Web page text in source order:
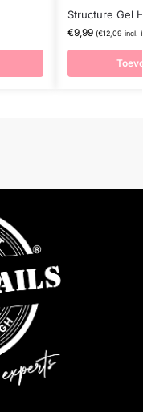
Structure Gel
€9,99 (€12,09 incl.